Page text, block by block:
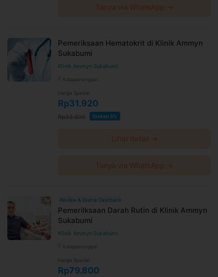
Tanya via WhatsApp →
Pemeriksaan Hematokrit di Klinik Ammyn
Sukabumi
Klinik Ammyn Sukabumi
Kalapanunggal
Harga Spesial
Rp31.920
Rp33.600 Diskon 5%
Lihat detail →
Tanya via WhatsApp →
Review & Ekstra Cashback
Pemerilksaan Darah Rutin di Klinik Ammyn
Sukabumi
Klinik Ammyn Sukabumi
Kalapanunggal
Harga Spesial
Rp79.800